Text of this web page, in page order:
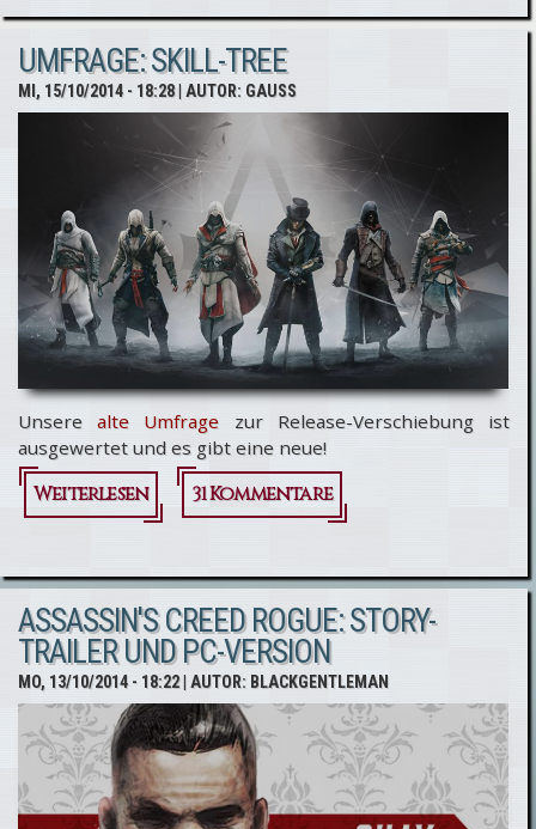
Creed
Unity: Die
Darsteller
der
wichtigsten
Charaktere
im Video
UMFRAGE: SKILL-TREE
MI, 15/10/2014 - 18:28| AUTOR: GAUSS
Unserealte Umfrage zur Release-Verschiebung ist
ausgewertet und es gibt eine neue!
Weiterlesen
über
Skill-Tree
31 Kommentare
ASSASSIN'S CREED ROGUE: STORY-
TRAILER UND PC-VERSION
MO, 13/10/2014 - 18:22| AUTOR: BLACKGENTLEMAN